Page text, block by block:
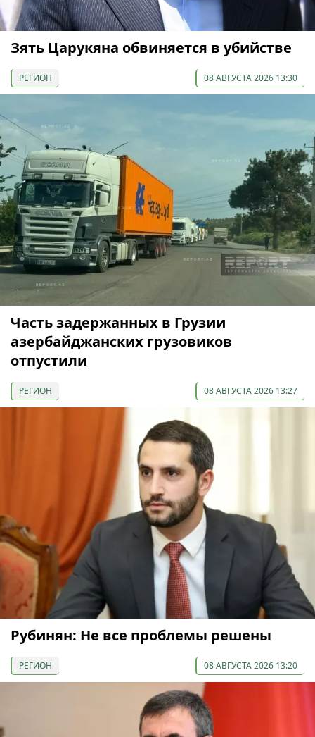
Зять Царукяна обвиняется в убийстве
РЕГИОН 08 АВГУСТА 2026 13:30
Часть задержанных в Грузии
азербайджанских грузовиков
отпустили
РЕГИОН 08 АВГУСТА 2026 13:27
Рубинян: Не все проблемы решены
РЕГИОН 08 АВГУСТА 2026 13:20